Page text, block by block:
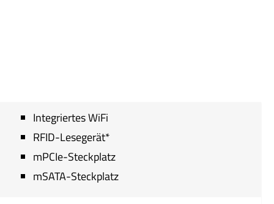
Integriertes WiFi
RFID-Lesegerät*
mPCIe-Steckplatz
mSATA-Steckplatz